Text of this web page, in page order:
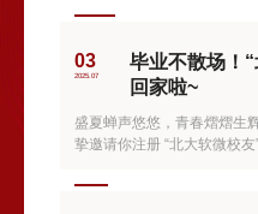
软件与微电子学院，联合北
友杯”AI赋能创新创业大赛。
03
2025.07
毕业不散场！
回家啦~
盛夏蝉声悠悠，青春熠熠生辉 致即将踏上新征程的毕业生们
挚邀请你注册 “北大软微校
是便捷预约重返校园 抑或是
属软微人的贴心服务一应俱